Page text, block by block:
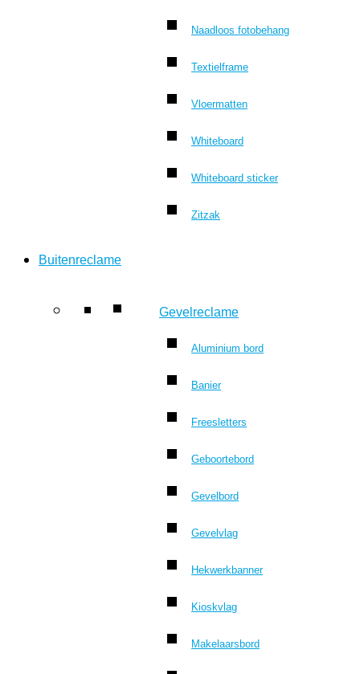
Naadloos fotobehang
Textielframe
Vloermatten
Whiteboard
Whiteboard sticker
Zitzak
Buitenreclame
Gevelreclame
Aluminium bord
Banier
Freesletters
Geboortebord
Gevelbord
Gevelvlag
Hekwerkbanner
Kioskvlag
Makelaarsbord